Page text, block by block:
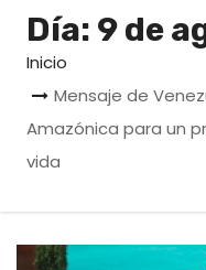
Día: 9 de
Inicio
Mensaje de
Amazónica para un
vida